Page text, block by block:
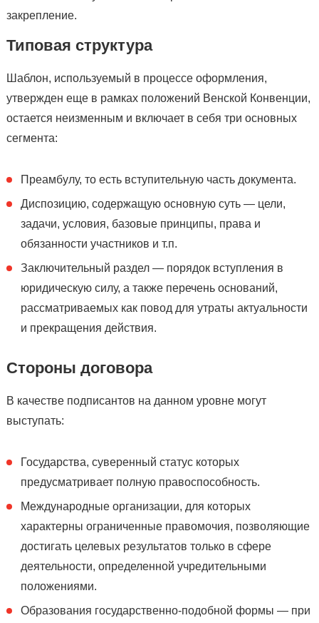
закрепление.
Типовая структура
Шаблон, используемый в процессе оформления,
утвержден еще в рамках положений Венской Конвенции,
остается неизменным и включает в себя три основных
сегмента:
Преамбулу, то есть вступительную часть документа.
Диспозицию, содержащую основную суть — цели,
задачи, условия, базовые принципы, права и
обязанности участников и т.п.
Заключительный раздел — порядок вступления в
юридическую силу, а также перечень оснований,
рассматриваемых как повод для утраты актуальности
и прекращения действия.
Стороны договора
В качестве подписантов на данном уровне могут
выступать:
Государства, суверенный статус которых
предусматривает полную правоспособность.
Международные организации, для которых
характерны ограниченные правомочия, позволяющие
достигать целевых результатов только в сфере
деятельности, определенной учредительными
положениями.
Образования государственно-подобной формы — при